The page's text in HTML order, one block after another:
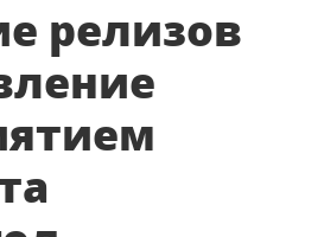
релизов